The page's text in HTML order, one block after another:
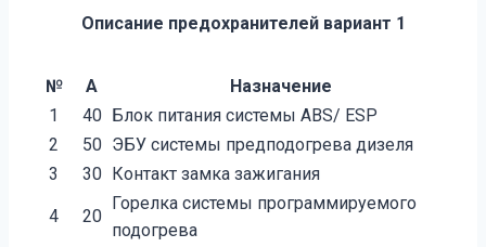
Описание предохранителей вариант 1
№ А
Назначение
1
40 Блок питания системы АВS/ ЕSР
2
50 ЭБУ системы предподогрева дизеля
3
30 Контакт замка зажигания
4 20
Горелка системы программируемого
подогрева